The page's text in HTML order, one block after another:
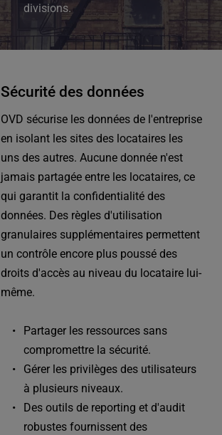
divisions.
Sécurité des données
OVD sécurise les données de l'entreprise
en isolant les sites des locataires les
uns des autres. Aucune donnée n'est
jamais partagée entre les locataires, ce
qui garantit la confidentialité des
données. Des règles d'utilisation
granulaires supplémentaires permettent
un contrôle encore plus poussé des
droits d'accès au niveau du locataire lui-
même.
Partager les ressources sans
compromettre la sécurité.
Gérer les privilèges des utilisateurs
à plusieurs niveaux.
Des outils de reporting et d'audit
robustes fournissent des